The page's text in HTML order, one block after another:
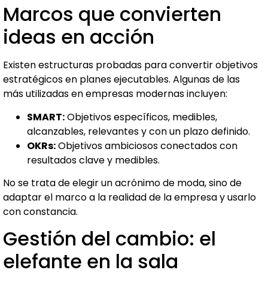
Marcos que convierten
ideas en acción
Existen estructuras probadas para convertir objetivos
estratégicos en planes ejecutables. Algunas de las
más utilizadas en empresas modernas incluyen:
SMART:Objetivos específicos, medibles,
alcanzables, relevantes y con un plazo definido.
OKRs:Objetivos ambiciosos conectados con
resultados clave y medibles.
No se trata de elegir un acrónimo de moda, sino de
adaptar el marco a la realidad de la empresa y usarlo
con constancia.
Gestión del cambio: el
elefante en la sala